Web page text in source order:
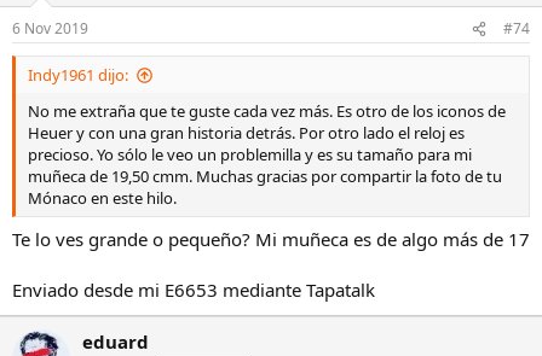
6 Nov 2019 #74
Indy1961 dijo:
No me extraña que te guste cada vez más. Es otro de los iconos de
Heuer y con una gran historia detrás. Por otro lado el reloj es
precioso. Yo sólo le veo un problemilla y es su tamaño para mi
muñeca de 19,50 cmm. Muchas gracias por compartir la foto de tu
Mónaco en este hilo.
Te lo ves grande o pequeño? Mi muñeca es de algo más de 17
Enviado desde mi E6653 mediante Tapatalk
eduard